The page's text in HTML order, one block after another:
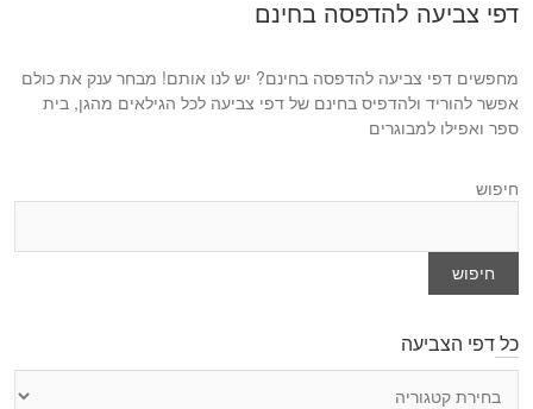
דפי צביעה להדפסה בחינם
מחפשים דפי צביעה להדפסה בחינם? יש לנו אותם! מבחר ענק את כולם
אפשר להוריד ולהדפיס בחינם של דפי צביעה לכל הגילאים מהגן, בית
ספר ואפילו למבוגרים
חיפוש
חיפוש
כל דפי הצביעה